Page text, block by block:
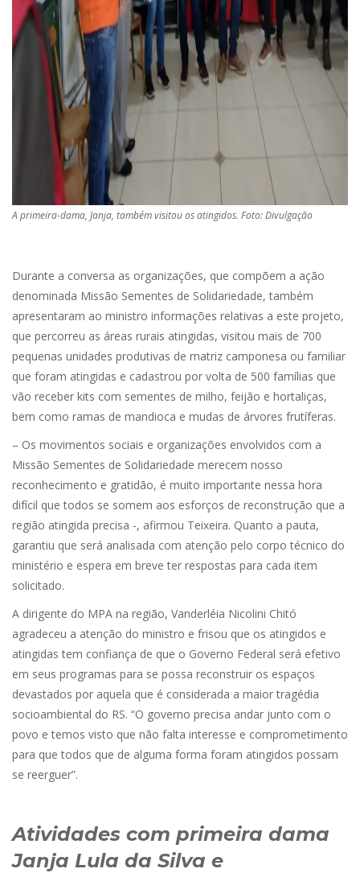
A primeira-dama, Janja, também visitou os atingidos. Foto: Divulgação
Durante a conversa as organizações, que compõem a ação
denominada Missão Sementes de Solidariedade, também
apresentaram ao ministro informações relativas a este projeto,
que percorreu as áreas rurais atingidas, visitou mais de 700
pequenas unidades produtivas de matriz camponesa ou familiar
que foram atingidas e cadastrou por volta de 500 famílias que
vão receber kits com sementes de milho, feijão e hortaliças,
bem como ramas de mandioca e mudas de árvores frutíferas.
– Os movimentos sociais e organizações envolvidos com a
Missão Sementes de Solidariedade merecem nosso
reconhecimento e gratidão, é muito importante nessa hora
difícil que todos se somem aos esforços de reconstrução que a
região atingida precisa -, afirmou Teixeira. Quanto a pauta,
garantiu que será analisada com atenção pelo corpo técnico do
ministério e espera em breve ter respostas para cada item
solicitado.
A dirigente do MPA na região, Vanderléia Nicolini Chitó
agradeceu a atenção do ministro e frisou que os atingidos e
atingidas tem confiança de que o Governo Federal será efetivo
em seus programas para se possa reconstruir os espaços
devastados por aquela que é considerada a maior tragédia
socioambiental do RS. “O governo precisa andar junto com o
povo e temos visto que não falta interesse e comprometimento
para que todos que de alguma forma foram atingidos possam
se reerguer”.
Atividades com primeira dama
Janja Lula da Silva e